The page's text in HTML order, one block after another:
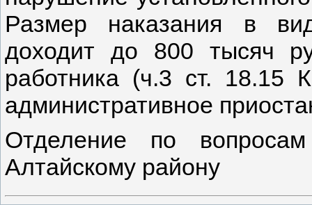
Размер наказания в
доходит до 800 тысяч
работника (ч.3 ст. 18.15
административное
Отделение по
Алтайскому району